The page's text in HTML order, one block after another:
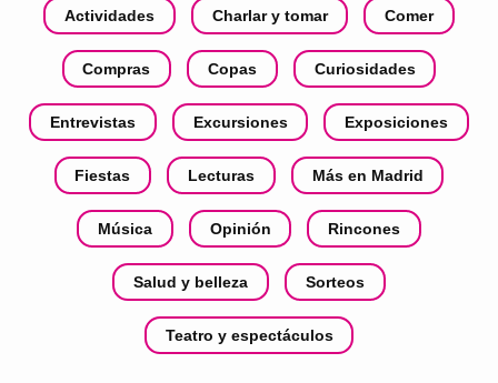
Actividades Charlar y tomar Comer
Compras Copas Curiosidades
Entrevistas Excursiones Exposiciones
Fiestas Lecturas Más en Madrid
Música Opinión Rincones
Salud y belleza Sorteos
Teatro y espectáculos